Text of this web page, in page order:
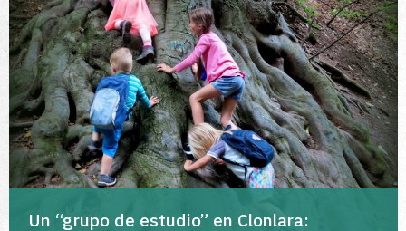
Un “grupo de estudio” en Clonlara: